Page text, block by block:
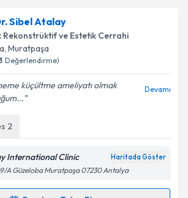
Özgür Sucuiçin randevu takvimi
Size bu uzmandan randevu almanız
hazırlandığında e-posta ile
işlenmesine ilişkinAydınlatma
okudum ve kişisel verilerimin belirtilen
işlenmesini kabul ediyorum.
Sibel Atalay
Rekonstrüktif ve Estetik Cerrahi
, Muratpaşa
Değerlendirme)
küçültme ameliyatı olmak
Devamı
2
International Clinic Haritada Göster
A Güzeloba Muratpaşa 07230 Antalya